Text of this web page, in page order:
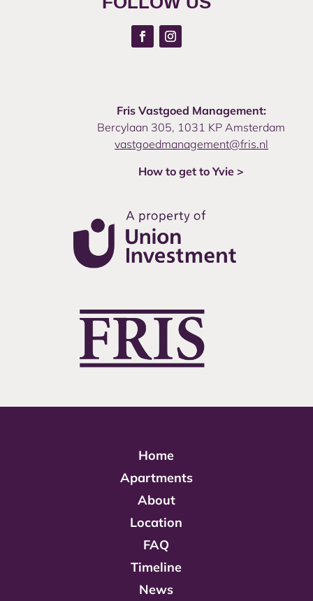
Fris Vastgoed Management:
Bercylaan 305, 1031 KP Amsterdam
vastgoedmanagement@fris.nl
How to get to Yvie >
Home
Apartments
About
Location
FAQ
Timeline
News